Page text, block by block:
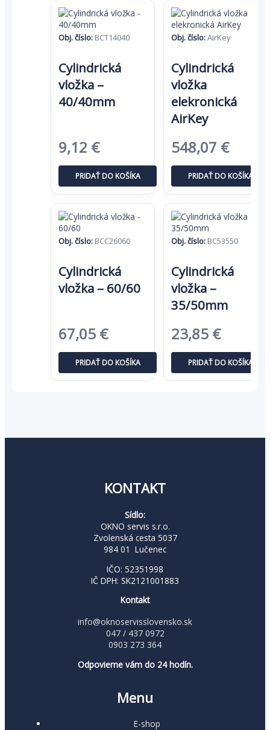
Obj. číslo: BCT14040
Cylindrická
vložka –
40/40mm
Pôvodná
cena
bola:
14,03 €.
9,12 €Aktuálna
cena
je:
9,12 €.
PRIDAŤ DO KOŠÍKA
Obj. číslo:AirKey
Cylindrická
vložka
elekronická
AirKey
Pôvodná
cena
bola:
843,19 €.
548,07 €
cena
je:
PRIDAŤ DO KOŠÍKA
Obj. číslo: BCC26060
Cylindrická
vložka – 60/60
Pôvodná
cena
bola:
67,05 €Aktuálna
cena
je:
PRIDAŤ DO KOŠÍKA
Obj. číslo: BC53550
Cylindrická
vložka –
35/50mm
Pôvodná
cena
bola:
23,85 €
cena
je:
PRIDAŤ DO KOŠÍKA
KONTAKT
Sídlo:
OKNO servis s.r.o.
Zvolenská cesta 5037
984 01 Lučenec
IČO: 52351998
IČ DPH: SK2121001883
Kontakt
info@oknoservisslovensko.sk
047 / 437 0972
0903 273 364
Odpovieme vám do 24 hodín.
Menu
E-shop